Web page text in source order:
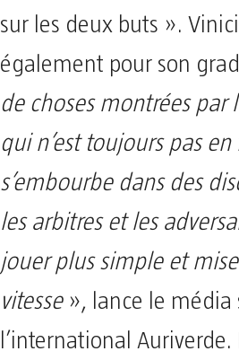
sur les deux buts ».
également pour son
de choses montrées par
qui n’est toujours pas
s’embourbe dans des
les arbitres et les
jouer plus simple et
vitesse », lance le média
l’international Auriverde.